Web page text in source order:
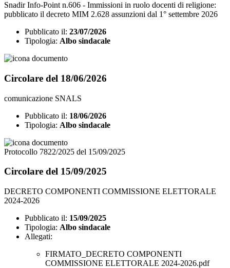
Snadir Info-Point n.606 - Immissioni in ruolo docenti di religione:
pubblicato il decreto MIM 2.628 assunzioni dal 1° settembre 2026
Pubblicato il: 23/07/2026
Tipologia: Albo sindacale
Circolare del 18/06/2026
comunicazione SNALS
Pubblicato il: 18/06/2026
Tipologia: Albo sindacale
Protocollo 7822/2025 del 15/09/2025
Circolare del 15/09/2025
DECRETO COMPONENTI COMMISSIONE ELETTORALE
2024-2026
Pubblicato il: 15/09/2025
Tipologia: Albo sindacale
Allegati:
FIRMATO_DECRETO COMPONENTI
COMMISSIONE ELETTORALE 2024-2026.pdf